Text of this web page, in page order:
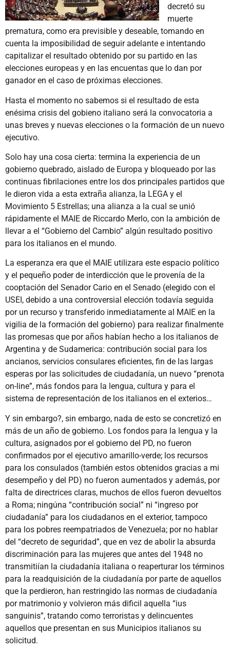
decretó su
muerte
prematura, como era previsible y deseable, tomando en
cuenta la imposibilidad de seguir adelante e intentando
capitalizar el resultado obtenido por su partido en las
elecciones europeas y en las encuentas que lo dan por
ganador en el caso de próximas elecciones.
Hasta el momento no sabemos si el resultado de esta
enésima crisis del gobieno italiano será la convocatoria a
unas breves y nuevas elecciones o la formación de un nuevo
ejecutivo.
Solo hay una cosa cierta: termina la experiencia de un
gobierno quebrado, aislado de Europa y bloqueado por las
continuas fibrilaciones entre los dos principales partidos que
le dieron vida a esta extraña alianza, la LEGA y el
Movimiento 5 Estrellas; una alianza a la cual se unió
rápidamente el MAIE de Riccardo Merlo, con la ambición de
llevar a el “Gobierno del Cambio” algún resultado positivo
para los italianos en el mundo.
La esperanza era que el MAIE utilizara este espacio político
y el pequeño poder de interdicción que le provenía de la
cooptación del Senador Cario en el Senado (elegido con el
USEI, debido a una controversial elección todavía seguida
por un recurso y transferido inmediatamente al MAIE en la
vigilia de la formación del gobierno) para realizar finalmente
las promesas que por años habían hecho a los italianos de
Argentina y de Sudamerica: contribución social para los
ancianos, servicios consulares eficientes, fin de las largas
esperas por las solicitudes de ciudadanía, un nuevo “prenota
on-line”, más fondos para la lengua, cultura y para el
sistema de representación de los italianos en el exterios…
Y sin embargo?, sin embargo, nada de esto se concretizó en
más de un año de gobierno. Los fondos para la lengua y la
cultura, asignados por el gobierno del PD, no fueron
confirmados por el ejecutivo amarillo-verde; los recursos
para los consulados (también estos obtenidos gracias a mi
desempeño y del PD) no fueron aumentados y además, por
falta de directrices claras, muchos de ellos fueron devueltos
a Roma; ningúna “contribución social” ni “ingreso por
ciudadanía” para los ciudadanos en el exterior, tampoco
para los pobres reempatriados de Venezuela; por no hablar
del “decreto de seguridad”, que en vez de abolir la absurda
discriminación para las mujeres que antes del 1948 no
transmitiían la ciudadanía italiana o reaperturar los términos
para la readquisición de la ciudadanía por parte de aquellos
que la perdieron, han restringido las normas de ciudadanía
por matrimonio y volvieron más dificil aquella “ius
sanguinis”, tratando como terroristas y delincuentes
aquellos que presentan en sus Municipios italianos su
solicitud.